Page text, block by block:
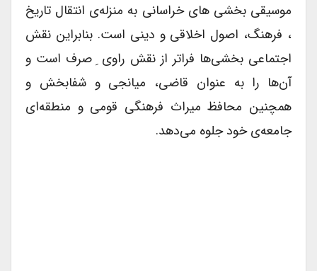
موسیقی بخشی های خراسانی به منزله‌ی انتقال تاریخ
، فرهنگ، اصول اخلاقی و دینی است. بنابراین نقش
اجتماعی بخشی‌ها فراتر از نقش راوی ِ صرف است و
آن‌ها را به عنوان قاضی، میانجی و شفابخش و
همچنین محافظ میراث فرهنگی قومی و منطقه‌ای
جامعه‌ی خود جلوه می‌دهد.